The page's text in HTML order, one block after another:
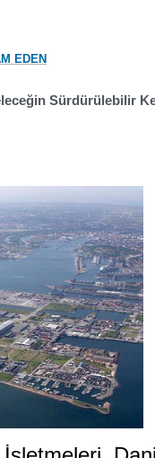
EDEN
Sürdürülebilir